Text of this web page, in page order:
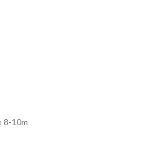
8-10m